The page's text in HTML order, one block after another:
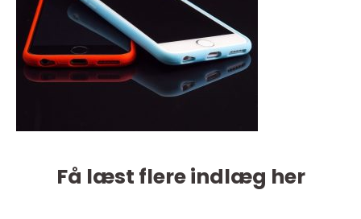
Få læst flere indlæg her